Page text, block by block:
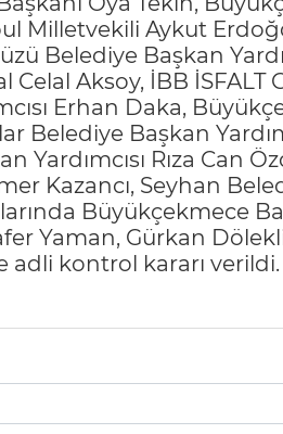
Milletvekili Aykut
Belediye Başkan
Celal Aksoy, İBB
Erhan Daka,
Belediye Başkan
Yardımcısı Rıza Can
Kazancı, Seyhan
Büyükçekmece
Yaman, Gürkan
adli kontrol kararı verildi.